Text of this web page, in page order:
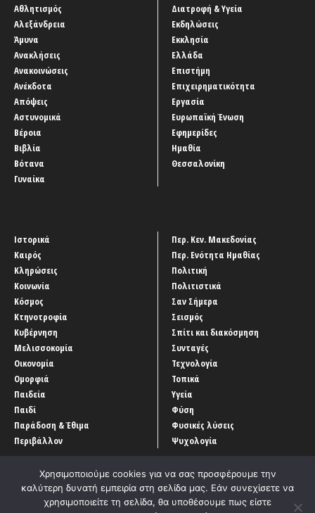
Αθλητισμός
Αλεξάνδρεια
Άμυνα
Ανακλήσεις
Ανακοινώσεις
Ανέκδοτα
Απόψεις
Αστυνομικά
Βέροια
Βιβλία
Βότανα
Γυναίκα
Διατροφή & Υγεία
Εκδηλώσεις
Εκκλησία
Ελλάδα
Επιστήμη
Επιχειρηματικότητα
Εργασία
Ευρωπαϊκή Ένωση
Εφημερίδες
Ημαθία
Θεσσαλονίκη
Ιστορικά
Καιρός
Κληρώσεις
Κοινωνία
Κόσμος
Κτηνοτροφία
Κυβέρνηση
Μελισσοκομία
Οικονομία
Ομορφιά
Παιδεία
Παιδί
Παράδοση & Έθιμα
Περιβάλλον
Περ. Κεν. Μακεδονίας
Περ. Ενότητα Ημαθίας
Πολιτική
Πολιτιστικά
Σαν Σήμερα
Σεισμός
Σπίτι και διακόσμηση
Συνταγές
Τεχνολογία
Τοπικά
Υγεία
Φύση
Φυσικές λύσεις
Ψυχολογία
Χρησιμοποιούμε cookies για να σας προσφέρουμε την
καλύτερη δυνατή εμπειρία στη σελίδα μας. Εάν συνεχίσετε να
χρησιμοποιείτε τη σελίδα, θα υποθέσουμε πως είστε